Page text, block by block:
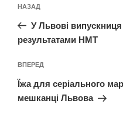
записів
Попередній
запис:
НАЗАД
У Львові
результатами НМТ
Наступний
запис
ВПЕРЕД
Їжа для серіального
мешканці Львова